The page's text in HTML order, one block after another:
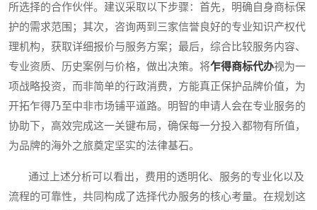
所选择的合作伙伴。建议采取以下步骤：首先，明确自身商标保
护的需求范围；其次，咨询两到三家信誉良好的专业知识产权代
理机构，获取详细报价与服务方案；最后，综合比较服务内容、
专业资质、历史案例与价格，做出决策。将乍得商标代办视为一
项战略投资，而非简单的行政消费，方能真正保护品牌价值，为
开拓乍得乃至中非市场铺平道路。明智的申请人会在专业服务的
协助下，高效完成这一关键布局，确保每一分投入都物有所值，
为品牌的海外之旅奠定坚实的法律基石。
通过上述分析可以看出，费用的透明化、服务的专业化以及
流程的可靠性，共同构成了选择代办服务的核心考量。在规划这